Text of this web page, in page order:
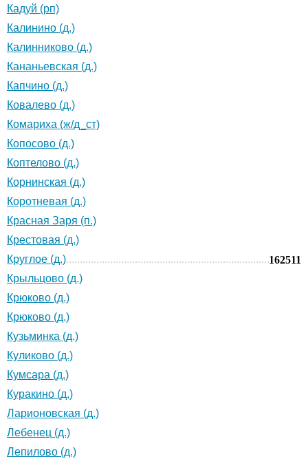
Кадуй (рп)
Калинино (д.)
Калинниково (д.)
Кананьевская (д.)
Капчино (д.)
Ковалево (д.)
Комариха (ж/д_ст)
Копосово (д.)
Коптелово (д.)
Корнинская (д.)
Коротневая (д.)
Красная Заря (п.)
Крестовая (д.)
Круглое (д.)
162511
Крыльцово (д.)
Крюково (д.)
Крюково (д.)
Кузьминка (д.)
Куликово (д.)
Кумсара (д.)
Куракино (д.)
Ларионовская (д.)
Лебенец (д.)
Лепилово (д.)